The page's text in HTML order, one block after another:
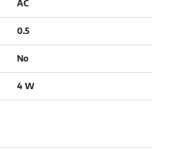
AC
0.5
No
4 W